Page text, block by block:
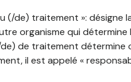
(/de) traitement »: désigne
organisme qui
de traitement détermine
il est appelé «